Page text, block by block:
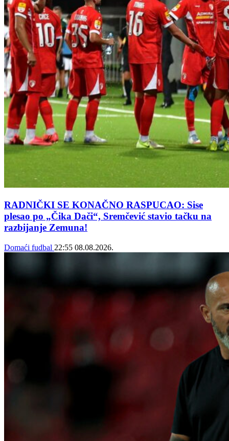
RADNIČKI SE KONAČNO RASPUCAO: Sise
plesao po „Čika Dači“, Sremčević stavio tačku na
razbijanje Zemuna!
Domaći fudbal 22:55 08.08.2026.